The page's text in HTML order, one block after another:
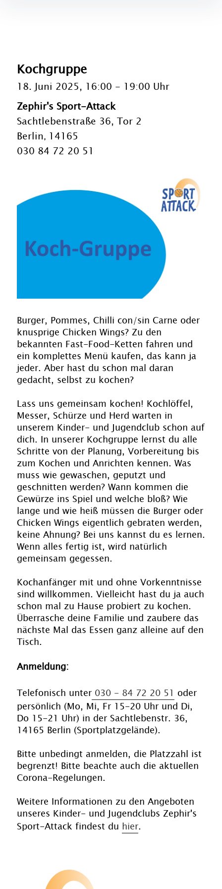
Kochgruppe
18. Juni 2025, 16:00 - 19:00 Uhr
Zephir's Sport-Attack
Sachtlebenstraße 36, Tor 2
Berlin, 14165
030 84 72 20 51
Burger, Pommes, Chilli con/sin Carne oder
knusprige Chicken Wings? Zu den
bekannten Fast-Food-Ketten fahren und
ein komplettes Menü kaufen, das kann ja
jeder. Aber hast du schon mal daran
gedacht, selbst zu kochen?
Lass uns gemeinsam kochen! Kochlöffel,
Messer, Schürze und Herd warten in
unserem Kinder- und Jugendclub schon auf
dich. In unserer Kochgruppe lernst du alle
Schritte von der Planung, Vorbereitung bis
zum Kochen und Anrichten kennen. Was
muss wie gewaschen, geputzt und
geschnitten werden? Wann kommen die
Gewürze ins Spiel und welche bloß? Wie
lange und wie heiß müssen die Burger oder
Chicken Wings eigentlich gebraten werden,
keine Ahnung? Bei uns kannst du es lernen.
Wenn alles fertig ist, wird natürlich
gemeinsam gegessen.
Kochanfänger mit und ohne Vorkenntnisse
sind willkommen. Vielleicht hast du ja auch
schon mal zu Hause probiert zu kochen.
Überrasche deine Familie und zaubere das
nächste Mal das Essen ganz alleine auf den
Tisch.
Anmeldung:
Telefonisch unter 030 - 84 72 20 51 oder
persönlich (Mo, Mi, Fr 15-20 Uhr und Di,
Do 15-21 Uhr) in der Sachtlebenstr. 36,
14165 Berlin (Sportplatzgelände).
Bitte unbedingt anmelden, die Platzzahl ist
begrenzt! Bitte beachte auch die aktuellen
Corona-Regelungen.
Weitere Informationen zu den Angeboten
unseres Kinder- und Jugendclubs Zephir's
Sport-Attack findest du hier.